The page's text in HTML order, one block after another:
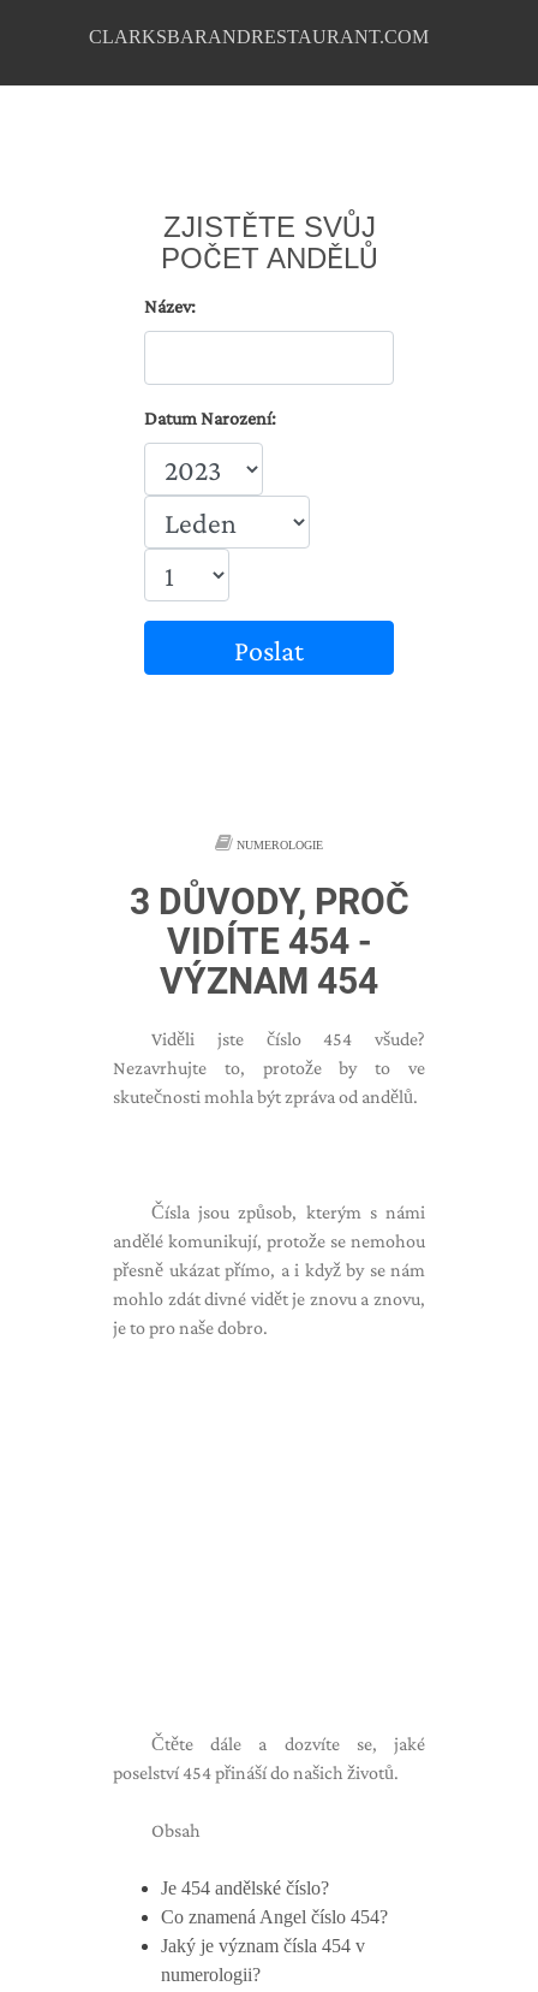
CLARKSBARANDRESTAURANT.COM
ZJISTĚTE SVŮJ
POČET ANDĚLŮ
Název:
Datum Narození:
Poslat
NUMEROLOGIE
3 DŮVODY, PROČ
VIDÍTE 454 -
VÝZNAM 454
Viděli jste číslo 454 všude?
Nezavrhujte to, protože by to ve
skutečnosti mohla být zpráva od andělů.
Čísla jsou způsob, kterým s námi
andělé komunikují, protože se nemohou
přesně ukázat přímo, a i když by se nám
mohlo zdát divné vidět je znovu a znovu,
je to pro naše dobro.
Čtěte dále a dozvíte se, jaké
poselství 454 přináší do našich životů.
Obsah
Je 454 andělské číslo?
Co znamená Angel číslo 454?
Jaký je význam čísla 454 v
numerologii?